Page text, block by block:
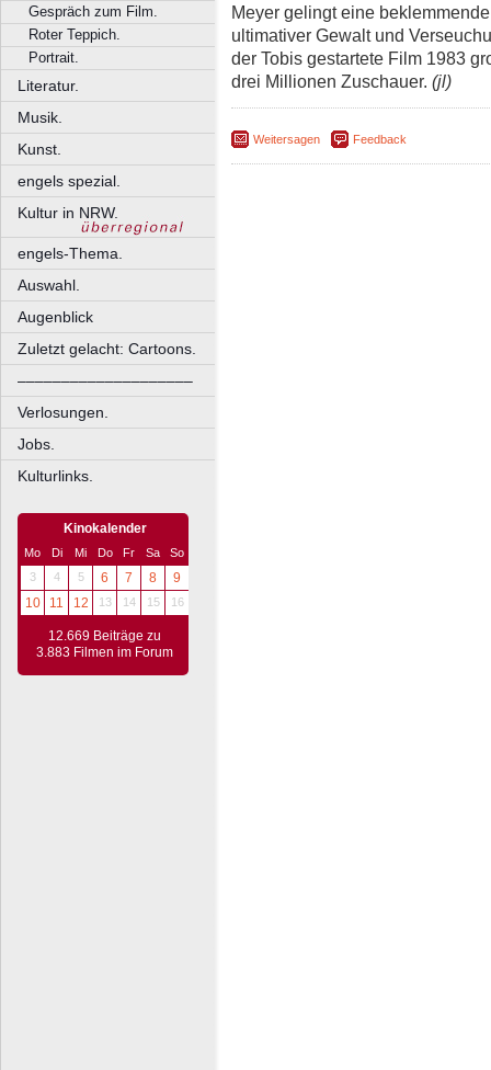
Gespräch zum Film.
Roter Teppich.
Portrait.
Literatur.
Musik.
Kunst.
engels spezial.
Kultur in NRW.
engels-Thema.
Auswahl.
Augenblick
Zuletzt gelacht: Cartoons.
––––––––––––––––––––
Verlosungen.
Jobs.
Kulturlinks.
Kinokalender
Mo Di Mi Do Fr Sa
So
3
4 5 6 7 8
9
10
11 12 13 14 15 16
12.669 Beiträge zu
3.883 Filmen im Forum
Meyer gelingt eine
ultimativer Gewalt und
der Tobis gestartete Film 1983
drei Millionen Zuschauer. (jl)
Weitersagen Feedback